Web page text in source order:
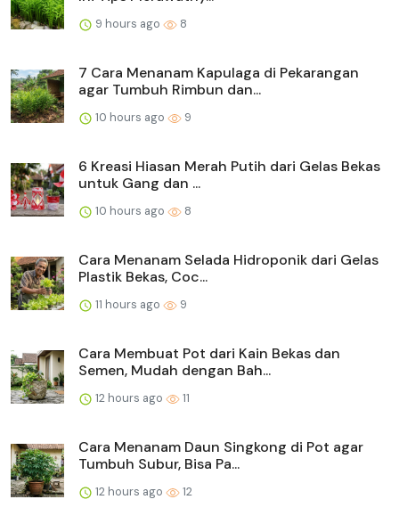
9 hours ago 8
7 Cara Menanam Kapulaga di Pekarangan
agar Tumbuh Rimbun dan...
10 hours ago 9
6 Kreasi Hiasan Merah Putih dari Gelas Bekas
untuk Gang dan ...
10 hours ago 8
Cara Menanam Selada Hidroponik dari Gelas
Plastik Bekas, Coc...
11 hours ago 9
Cara Membuat Pot dari Kain Bekas dan
Semen, Mudah dengan Bah...
12 hours ago 11
Cara Menanam Daun Singkong di Pot agar
Tumbuh Subur, Bisa Pa...
12 hours ago 12